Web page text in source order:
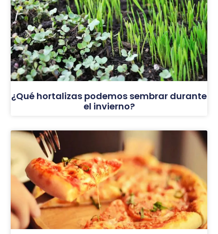
¿Qué hortalizas podemos sembrar durante
el invierno?